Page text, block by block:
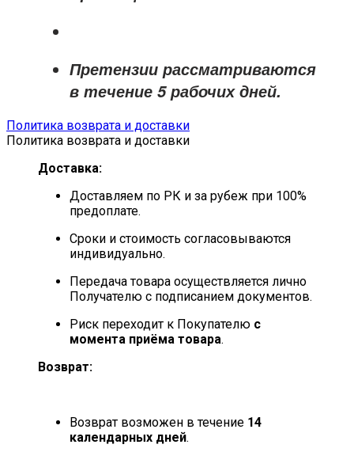
Претензии рассматриваются
в течение 5 рабочих дней.
Политика возврата и доставки
Политика возврата и доставки
Доставка:
Доставляем по РК и за рубеж при 100%
предоплате.
Сроки и стоимость согласовываются
индивидуально.
Передача товара осуществляется лично
Получателю с подписанием документов.
Риск переходит к Покупателю с
момента приёма товара.
Возврат:
Возврат возможен в течение 14
календарных дней.